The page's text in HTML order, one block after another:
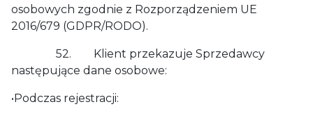
osobowych zgodnie z Rozporządzeniem UE
2016/679 (GDPR/RODO).
52. Klient przekazuje Sprzedawcy
następujące dane osobowe:
•Podczas rejestracji: